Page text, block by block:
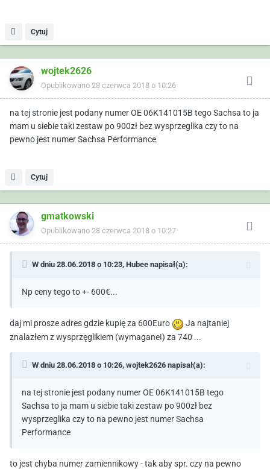
Cytuj
wojtek2626
Opublikowano 28 czerwca 2018 o 10:26
na tej stronie jest podany numer OE 06K141015B tego Sachsa to ja
mam u siebie taki zestaw po 900zł bez wysprzeglika czy to na
pewno jest numer Sachsa Performance
Cytuj
gmatkowski
Opublikowano 28 czerwca 2018 o 10:27
W dniu 28.06.2018 o 10:23, Hubee napisał(a):
Np ceny tego to +- 600€...
daj mi prosze adres gdzie kupię za 600Euro
Ja najtaniej
znalazłem z wysprzęglikiem (wymagane!) za 740 ...
W dniu 28.06.2018 o 10:26, wojtek2626 napisał(a):
na tej stronie jest podany numer OE 06K141015B tego
Sachsa to ja mam u siebie taki zestaw po 900zł bez
wysprzeglika czy to na pewno jest numer Sachsa
Performance
to jest chyba numer zamiennikowy - tak aby spr. czy na pewno